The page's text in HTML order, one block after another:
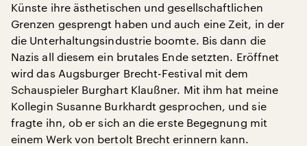
Künste ihre ästhetischen und gesellschaftlichen
Grenzen gesprengt haben und auch eine Zeit, in der
die Unterhaltungsindustrie boomte. Bis dann die
Nazis all diesem ein brutales Ende setzten. Eröffnet
wird das Augsburger Brecht-Festival mit dem
Schauspieler Burghart Klaußner. Mit ihm hat meine
Kollegin Susanne Burkhardt gesprochen, und sie
fragte ihn, ob er sich an die erste Begegnung mit
einem Werk von bertolt Brecht erinnern kann.